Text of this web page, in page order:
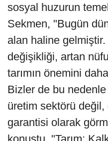
sosyal huzurun
Sekmen, "Bugün
alan haline
değişikliği, artan
tarımın önemini
Bizler de bu nedenle
üretim sektörü
garantisi olarak